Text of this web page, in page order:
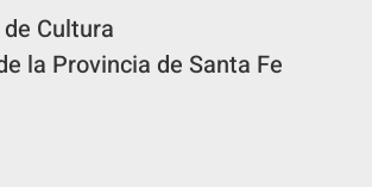
Cultura
la Provincia de Santa Fe